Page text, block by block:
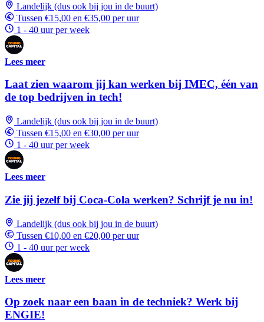
Landelijk (dus ook bij jou in de buurt)
Tussen €15,00 en €35,00 per uur
1 - 40 uur per week
Lees meer
Laat zien waarom jij kan werken bij IMEC, één van
de top bedrijven in tech!
Landelijk (dus ook bij jou in de buurt)
Tussen €15,00 en €30,00 per uur
1 - 40 uur per week
Lees meer
Zie jij jezelf bij Coca-Cola werken? Schrijf je nu in!
Landelijk (dus ook bij jou in de buurt)
Tussen €10,00 en €20,00 per uur
1 - 40 uur per week
Lees meer
Op zoek naar een baan in de techniek? Werk bij
ENGIE!